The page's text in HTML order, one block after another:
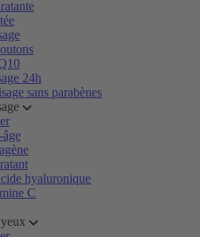
24h
sans parabènes
âge
hyaluronique
C